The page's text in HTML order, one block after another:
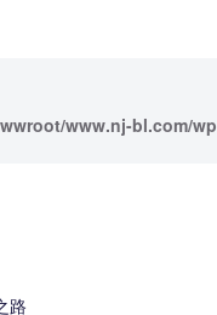
www.nj-bl.com/
路